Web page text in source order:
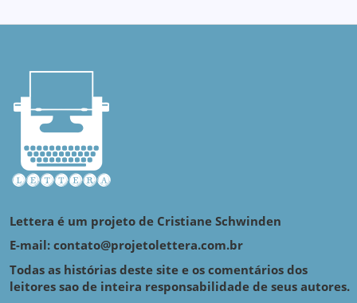
Lettera é um projeto de Cristiane Schwinden
E-mail: contato@projetolettera.com.br
Todas as histórias deste site e os comentários dos
leitores sao de inteira responsabilidade de seus autores.